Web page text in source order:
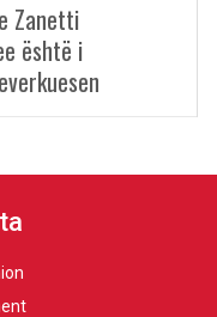
Zanetti
është i